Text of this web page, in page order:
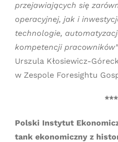
przejawiających się
operacyjnej, jak i
technologie,
kompetencji
Urszula Kłosiewicz-
w Zespole Foresightu
***
Polski Instytut
tank ekonomiczny z